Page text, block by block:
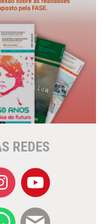
REDES